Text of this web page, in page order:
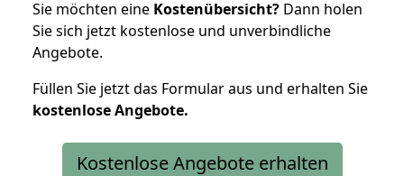
Sie möchten eine Kostenübersicht? Dann holen
Sie sich jetzt kostenlose und unverbindliche
Angebote.
Füllen Sie jetzt das Formular aus und erhalten Sie
kostenloseAngebote.
Kostenlose Angebote erhalten